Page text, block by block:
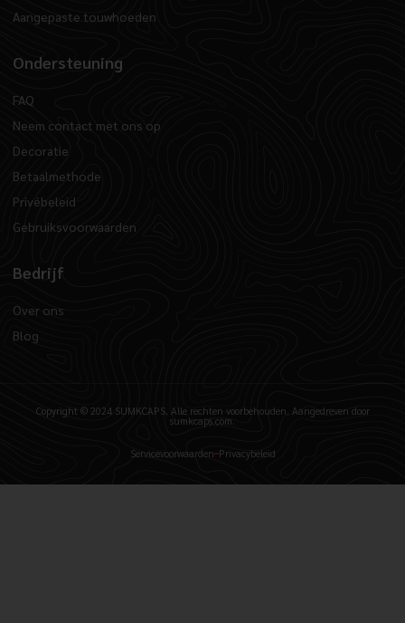
Aangepaste touwhoeden
Ondersteuning
FAQ
Neem contact met ons op
Decoratie
Betaalmethode
Privébeleid
Gebruiksvoorwaarden
Bedrijf
Over ons
Blog
Copyright © 2024 SUMKCAPS, Alle rechten voorbehouden. Aangedreven door
sumkcaps.com.
Servicevoorwaarden Privacybeleid